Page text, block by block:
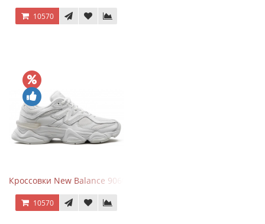
10570
Кроссовки New Balance 9060 Triple White
10570